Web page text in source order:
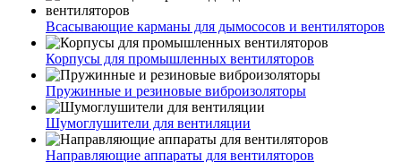
Всасывающие карманы для дымососов и вентиляторов
Корпусы для промышленных вентиляторов
Пружинные и резиновые виброизоляторы
Шумоглушители для вентиляции
Направляющие аппараты для вентиляторов